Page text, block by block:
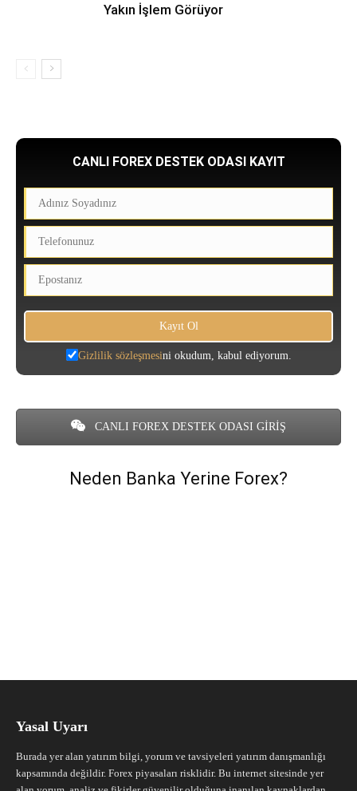
Yakın İşlem Görüyor
CANLI FOREX DESTEK ODASI KAYIT
Gizlilik sözleşmesini okudum, kabul ediyorum.
CANLI FOREX DESTEK ODASI GİRİŞ
Neden Banka Yerine Forex?
Yasal Uyarı
Burada yer alan yatırım bilgi, yorum ve tavsiyeleri yatırım danışmanlığı
kapsamında değildir. Forex piyasaları risklidir. Bu internet sitesinde yer